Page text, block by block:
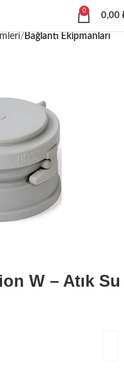
0
0,00
Bağlantı Ekipmanları
W – Atık Su